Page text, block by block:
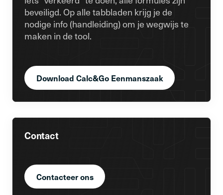
beveiligd. Op alle tabbladen krijg je de
nodige info (handleiding) om je wegwijs te
maken in de tool.
Download Calc&Go Eenmanszaak
Contact
Contacteer ons